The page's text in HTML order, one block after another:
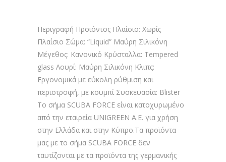
Περιγραφή Προϊόντος Πλαίσιο: Χωρίς
Πλαίσιο Σώμα: “Liquid” Μαύρη Σιλικόνη
Μέγεθος: Κανονικό Κρύσταλλα: Tempered
glass Λουρί: Μαύρη Σιλικόνη Κλιπς:
Εργονομικά με εύκολη ρύθμιση και
περιστροφή, με κουμπί Συσκευασία: Blister
Το σήμα SCUBA FORCE είναι κατοχυρωμένο
από την εταιρεία UNIGREEN A.E. για χρήση
στην Ελλάδα και στην Κύπρο.Τα προϊόντα
μας με το σήμα SCUBA FORCE δεν
ταυτίζονται με τα προϊόντα της γερμανικής